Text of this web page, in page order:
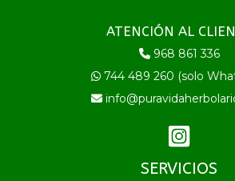
ATENCIÓN AL
968 861 336
744 489 260 (solo
SERVICIOS